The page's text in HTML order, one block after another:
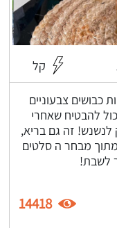
קל
כבושים צבעוניים
להבטיח שאחרי
זה גם בריא,
מבחר ה סלטים
לשבת!
14418